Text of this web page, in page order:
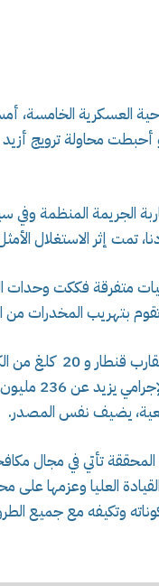
العسكرية الخامسة،
الجريمة المنظمة وفي
تمت إثر الاستغلال
متفرقة فككت وحدات
بتهريب المخدرات من
العمليات
يضيف نفس المصدر.
المحققة تأتي في مجال
العليا وعزمها
وتكيفه مع جميع